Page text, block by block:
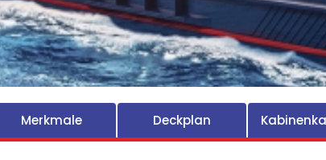
Merkmale Deckplan